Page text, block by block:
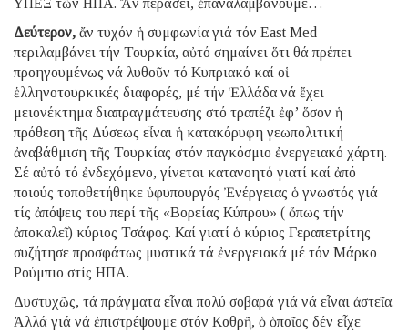
Δεύτερον, ἄν τυχόν ἡ συμφωνία γιά τόν East Med
περιλαμβάνει τήν Τουρκία, αὐτό σημαίνει ὅτι θά πρέπει
προηγουμένως νά λυθοῦν τό Κυπριακό καί οἱ
ἑλληνοτουρκικές διαφορές, μέ τήν Ἑλλάδα νά ἔχει
μειονέκτημα διαπραγμάτευσης στό τραπέζι ἐφ’ ὅσον ἡ
πρόθεση τῆς Δύσεως εἶναι ἡ κατακόρυφη γεωπολιτική
ἀναβάθμιση τῆς Τουρκίας στόν παγκόσμιο ἐνεργειακό χάρτη.
Σέ αὐτό τό ἐνδεχόμενο, γίνεται κατανοητό γιατί καί ἀπό
ποιούς τοποθετήθηκε ὑφυπουργός Ἐνέργειας ὁ γνωστός γιά
τίς ἀπόψεις του περί τῆς «Βορείας Κύπρου» ( ὅπως τήν
ἀποκαλεῖ) κύριος Τσάφος. Καί γιατί ὁ κύριος Γεραπετρίτης
συζήτησε προσφάτως μυστικά τά ἐνεργειακά μέ τόν Μάρκο
Ρούμπιο στίς ΗΠΑ.
Δυστυχῶς, τά πράγματα εἶναι πολύ σοβαρά γιά νά εἶναι ἀστεῖα.
Ἀλλά γιά νά ἐπιστρέψουμε στόν Κοθρῆ, ὁ ὁποῖος δέν εἶχε